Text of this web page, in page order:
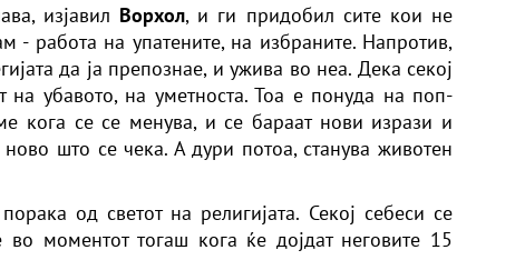
изјавил Ворхол, и ги придобил сите кои не
- работа на упатените, на избраните. Напротив,
да ја препознае, и ужива во неа. Дека секој
на убавото, на уметноста. Тоа е понуда на поп-
кога се се менува, и се бараат нови изрази и
што се чека. А дури потоа, станува животен
од светот на религијата. Секој себеси се
моментот тогаш кога ќе дојдат неговите 15